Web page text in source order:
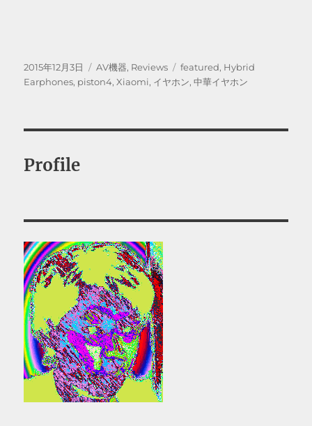
投
稿
2015年12月3日
カ
テ
AV機器, Reviews
タ
グ
featured, Hybrid
Earphones, piston4, Xiaomi, イヤホン,中華イヤホン
Profile